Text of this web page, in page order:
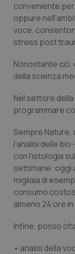
conveniente
oppure
voce,
stress post
Nonostante ciò,
della scienza
Nel settore
programmare
Sempre Nature,
l’analisi delle
con l’istologia
settimane: oggi
migliaia di
consumo
almeno 24 ore
Infine, posso
• analisi della